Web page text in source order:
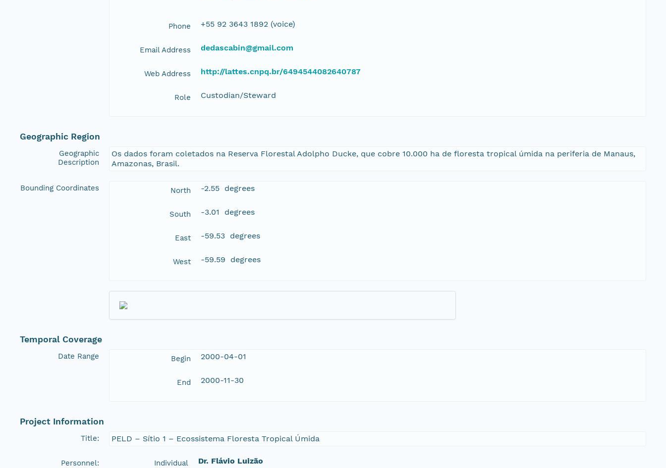
Phone +55 92 3643 1892 (voice)
Email Address dedascabin@gmail.com
Web Address http://lattes.cnpq.br/6494544082640787
Role Custodian/Steward
Geographic Region
Geographic
Description
Os dados foram coletados na Reserva Florestal Adolpho Ducke, que cobre 10.000 ha de floresta tropical úmida na periferia de Manaus,
Amazonas, Brasil.
Bounding Coordinates North -2.55 degrees
South -3.01 degrees
East -59.53 degrees
West -59.59 degrees
Temporal Coverage
Date Range Begin 2000-04-01
End 2000-11-30
Project Information
Title: PELD – Sítio 1 – Ecossistema Floresta Tropical Úmida
Personnel: Individual Dr. Flávio Luizão